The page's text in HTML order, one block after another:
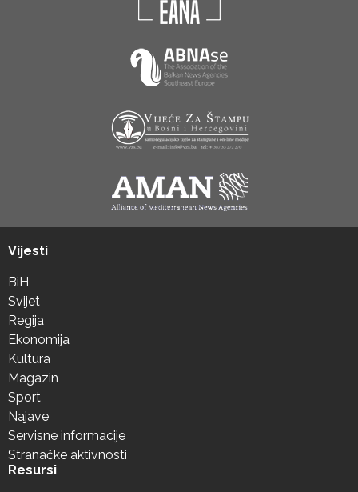
Vijesti
BiH
Svijet
Regija
Ekonomija
Kultura
Magazin
Sport
Najave
Servisne informacije
Stranačke aktivnosti
Resursi